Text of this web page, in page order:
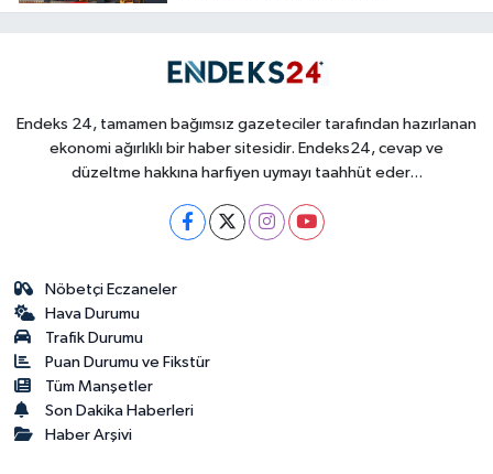
Endeks 24, tamamen bağımsız gazeteciler tarafından hazırlanan
ekonomi ağırlıklı bir haber sitesidir. Endeks24, cevap ve
düzeltme hakkına harfiyen uymayı taahhüt eder...
Nöbetçi Eczaneler
Hava Durumu
Trafik Durumu
Puan Durumu ve Fikstür
Tüm Manşetler
Son Dakika Haberleri
Haber Arşivi